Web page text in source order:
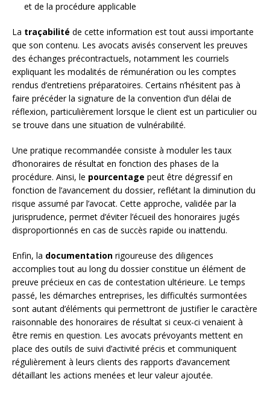
et de la procédure applicable
La traçabilité de cette information est tout aussi importante
que son contenu. Les avocats avisés conservent les preuves
des échanges précontractuels, notamment les courriels
expliquant les modalités de rémunération ou les comptes
rendus d’entretiens préparatoires. Certains n’hésitent pas à
faire précéder la signature de la convention d’un délai de
réflexion, particulièrement lorsque le client est un particulier ou
se trouve dans une situation de vulnérabilité.
Une pratique recommandée consiste à moduler les taux
d’honoraires de résultat en fonction des phases de la
procédure. Ainsi, le pourcentage peut être dégressif en
fonction de l’avancement du dossier, reflétant la diminution du
risque assumé par l’avocat. Cette approche, validée par la
jurisprudence, permet d’éviter l’écueil des honoraires jugés
disproportionnés en cas de succès rapide ou inattendu.
Enfin, la documentation rigoureuse des diligences
accomplies tout au long du dossier constitue un élément de
preuve précieux en cas de contestation ultérieure. Le temps
passé, les démarches entreprises, les difficultés surmontées
sont autant d’éléments qui permettront de justifier le caractère
raisonnable des honoraires de résultat si ceux-ci venaient à
être remis en question. Les avocats prévoyants mettent en
place des outils de suivi d’activité précis et communiquent
régulièrement à leurs clients des rapports d’avancement
détaillant les actions menées et leur valeur ajoutée.